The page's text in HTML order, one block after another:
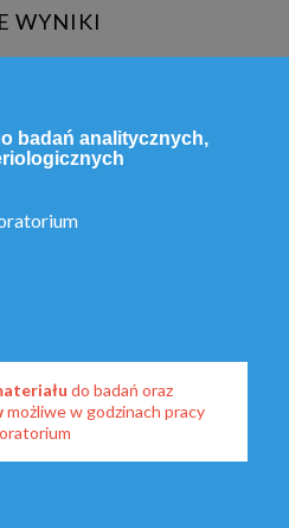
WYNIKI
badań analitycznych,
do badań oraz
możliwe w godzinach pracy